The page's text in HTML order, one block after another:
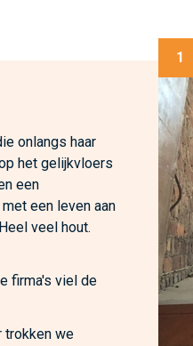
onlangs haar
het gelijkvloers
een
een leven aan
veel hout.
firma's viel de
trokken we
1